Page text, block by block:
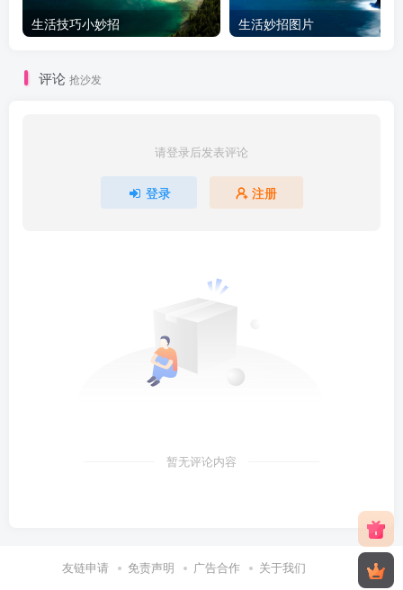
生活技巧小妙招 生活妙招图片
评论 抢沙发
请登录后发表评论
登录 注册
暂无评论内容
友链申请 免责声明 广告合作 关于我们